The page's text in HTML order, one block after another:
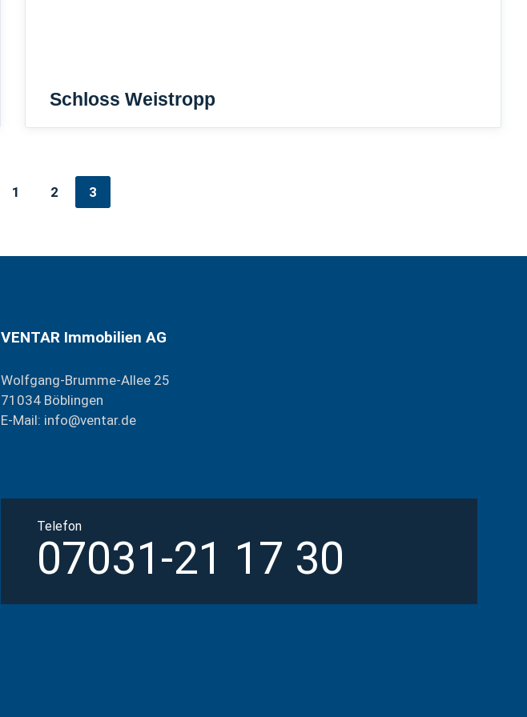
Schloss Weistropp
1 2 3
VENTAR Immobilien AG
Wolfgang-Brumme-Allee 25
71034 Böblingen
E-Mail: info@ventar.de
Telefon
07031-21 17 30